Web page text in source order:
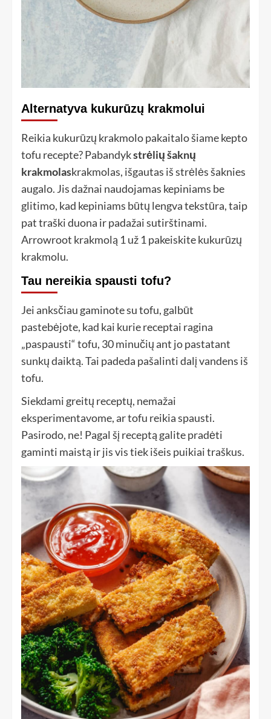
Alternatyva kukurūzų krakmolui
Reikia kukurūzų krakmolo pakaitalo šiame kepto
tofu recepte? Pabandykstrėlių šaknų
krakmolaskrakmolas, išgautas iš strėlės šaknies
augalo. Jis dažnai naudojamas kepiniams be
glitimo, kad kepiniams būtų lengva tekstūra, taip
pat traški duona ir padažai sutirštinami.
Arrowroot krakmolą 1 už 1 pakeiskite kukurūzų
krakmolu.
Tau nereikia spausti tofu?
Jei anksčiau gaminote su tofu, galbūt
pastebėjote, kad kai kurie receptai ragina
„paspausti“ tofu, 30 minučių ant jo pastatant
sunkų daiktą. Tai padeda pašalinti dalį vandens iš
tofu.
Siekdami greitų receptų, nemažai
eksperimentavome, ar tofu reikia spausti.
Pasirodo, ne! Pagal šį receptą galite pradėti
gaminti maistą ir jis vis tiek išeis puikiai traškus.